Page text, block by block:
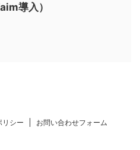
導入）
リシー お問い合わせフォーム